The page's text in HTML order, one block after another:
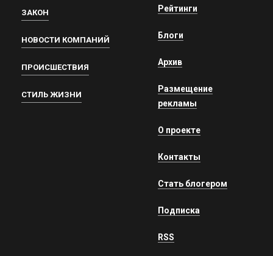
ЗАКОН
НОВОСТИ КОМПАНИЙ
ПРОИСШЕСТВИЯ
СТИЛЬ ЖИЗНИ
Рейтинги
Блоги
Архив
Размещение
рекламы
О проекте
Контакты
Стать блогером
Подписка
RSS